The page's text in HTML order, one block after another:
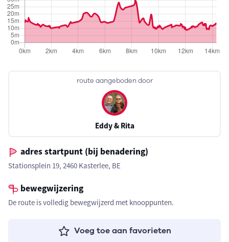
route aangeboden door
Eddy & Rita
adres startpunt (bij benadering)
Stationsplein 19, 2460 Kasterlee, BE
bewegwijzering
De route is volledig bewegwijzerd met knooppunten.
Voeg toe aan favorieten